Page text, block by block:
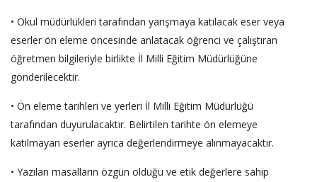
• Okul müdürlükleri tarafından yarışmaya katılacak eser veya
eserler ön eleme öncesinde anlatacak öğrenci ve çalıştıran
öğretmen bilgileriyle birlikte İl Milli Eğitim Müdürlüğüne
gönderilecektir.
• Ön eleme tarihleri ve yerleri İl Milli Eğitim Müdürlüğü
tarafından duyurulacaktır. Belirtilen tarihte ön elemeye
katılmayan eserler ayrıca değerlendirmeye alınmayacaktır.
• Yazılan masalların özgün olduğu ve etik değerlere sahip